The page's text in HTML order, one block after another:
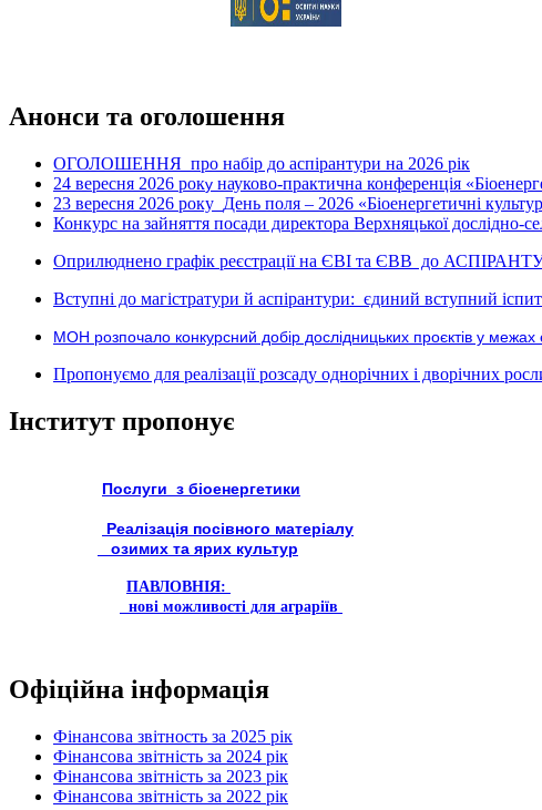
Анонси та оголошення
ОГОЛОШЕННЯ про набір до аспірантури на 2026 рік
24 вересня 2026 року науково-практична конференція
23 вересня 2026 року День поля – 2026 «Біоенергетичні
Конкурс на зайняття посади директора Верхняцької дослідно-
Оприлюднено графік реєстрації на ЄВІ та ЄВВ до
Вступні до магістратури й аспірантури: єдиний вступний
МОН розпочало конкурсний добір дослідницьких проєктів у межах
Пропонуємо для реалізації розсаду однорічних і дворічних
Інститут пропонує
Послуги з біоенергетики
Реалізація посівного матеріалу
озимих та ярих культур
ПАВЛОВНІЯ:
нові можливості для аграріїв
Офіційна інформація
Фінансова звітность за 2025 рік
Фінансова звітність за 2024 рік
Фінансова звітність за 2023 рік
Фінансова звітність за 2022 рік